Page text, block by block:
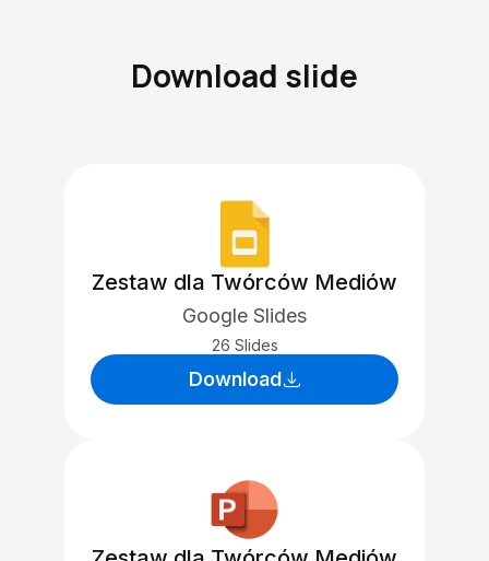
Download slide
Zestaw dla Twórców Mediów
Google Slides
26 Slides
Download